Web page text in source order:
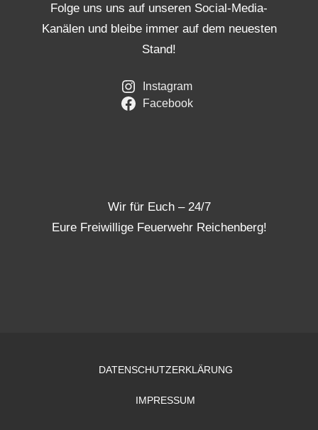
Folge uns uns auf unseren Social-Media-
Kanälen und bleibe immer auf dem neuesten
Stand!
Instagram
Facebook
Wir für Euch – 24/7
Eure Freiwillige Feuerwehr Reichenberg!
DATENSCHUTZERKLÄRUNG
IMPRESSUM